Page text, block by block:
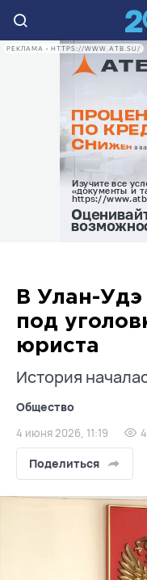
РЕКЛАМА • HTTPS://WWW.ATB.SU/
В Улан-
под
юриста
История
Общество
4 июня 2026, 11:19
Поделиться